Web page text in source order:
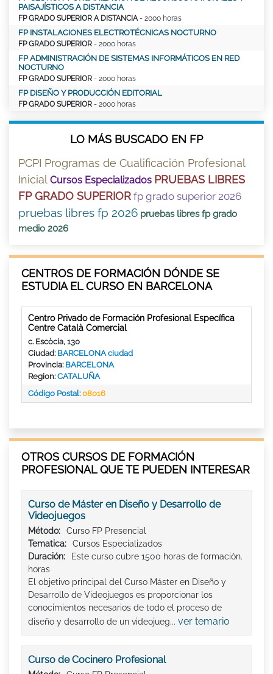
PAISAJÍSTICOS A DISTANCIA
FP GRADO SUPERIOR A DISTANCIA- 2000 horas
FP INSTALACIONES ELECTROTÉCNICAS NOCTURNO
FP GRADO SUPERIOR - 2000 horas
FP ADMINISTRACIÓN DE SISTEMAS INFORMÁTICOS EN RED
NOCTURNO
FP GRADO SUPERIOR - 2000 horas
FP DISEÑO Y PRODUCCIÓN EDITORIAL
FP GRADO SUPERIOR - 2000 horas
LO MÁS BUSCADO EN FP
PCPI Programas de Cualificación Profesional
Inicial Cursos Especializados PRUEBAS LIBRES
FP GRADO SUPERIOR fp grado superior 2026
pruebas libres fp 2026 pruebas libres fp grado
medio 2026
CENTROS DE FORMACIÓN DÓNDE SE
ESTUDIA EL CURSO EN BARCELONA
Centro Privado de Formación Profesional Específica
Centre Català Comercial
c. Escòcia, 130
Ciudad: BARCELONA ciudad
Provincia: BARCELONA
Region:CATALUÑA
Código Postal:08016
OTROS CURSOS DE FORMACIÓN
PROFESIONAL QUE TE PUEDEN INTERESAR
Curso de Máster en Diseño y Desarrollo de
Videojuegos
Método:
Curso FP Presencial
Tematica:
Cursos Especializados
Duración:
Este curso cubre 1500 horas de formación.
horas
El objetivo principal del Curso Máster en Diseño y
Desarrollo de Videojuegos es proporcionar los
conocimientos necesarios de todo el proceso de
diseño y desarrollo de un videojueg... ver temario
Curso de Cocinero Profesional